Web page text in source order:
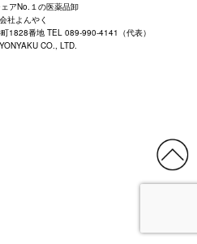
アNo.１の医薬品卸
社よんやく
1828番地 TEL 089-990-4141（代表）
CO., LTD.